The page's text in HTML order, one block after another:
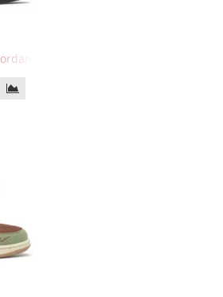
1 Retro Low OG SP Black Phantom